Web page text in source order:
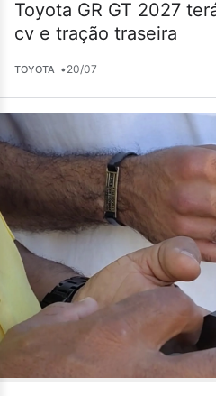
Toyota GR GT 2027
cv e tração traseira
TOYOTA •20/07